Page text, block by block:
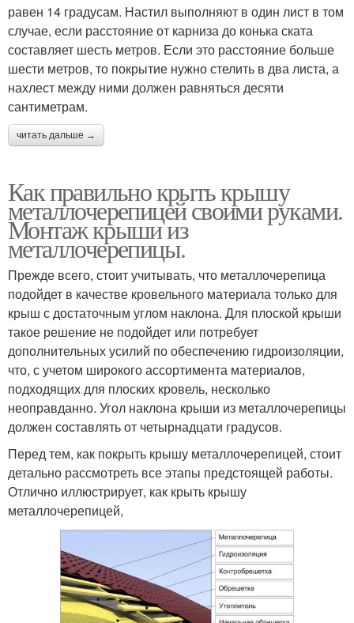
равен 14 градусам. Настил выполняют в один лист в том
случае, если расстояние от карниза до конька ската
составляет шесть метров. Если это расстояние больше
шести метров, то покрытие нужно стелить в два листа, а
нахлест между ними должен равняться десяти
сантиметрам.
читать дальше →
Как правильно крыть крышу
металлочерепицей своими руками.
Монтаж крыши из
металлочерепицы.
Прежде всего, стоит учитывать, что металлочерепица
подойдет в качестве кровельного материала только для
крыш с достаточным углом наклона. Для плоской крыши
такое решение не подойдет или потребует
дополнительных усилий по обеспечению гидроизоляции,
что, с учетом широкого ассортимента материалов,
подходящих для плоских кровель, несколько
неоправданно. Угол наклона крыши из металлочерепицы
должен составлять от четырнадцати градусов.
Перед тем, как покрыть крышу металлочерепицей, стоит
детально рассмотреть все этапы предстоящей работы.
Отлично иллюстрирует, как крыть крышу
металлочерепицей,